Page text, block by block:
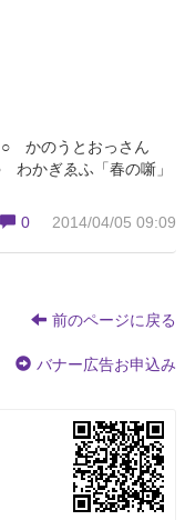
かのうとおっさん
かぎゑふ「春の噺」
0
2014/04/05 09:09
前のページに戻る
バナー広告お申込み